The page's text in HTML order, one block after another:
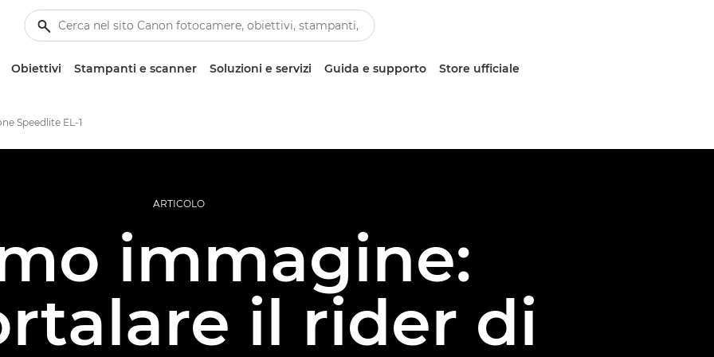
Obiettivi Stampanti e scanner Soluzioni e servizi Guida e supporto Store ufficiale
Speedlite EL-1
ARTICOLO
immagine:
il rider di